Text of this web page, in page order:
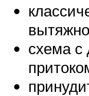
схема с